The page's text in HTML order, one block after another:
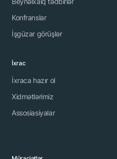
Konfranslar
İşgüzar görüşlər
İxrac
İxraca hazır ol
Xidmətlərimiz
Assosiasiyalar